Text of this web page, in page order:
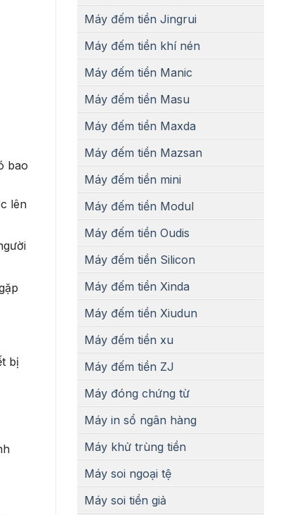
bao
lên
bị
Máy đếm tiền Jingrui
Máy đếm tiền khí nén
Máy đếm tiền Manic
Máy đếm tiền Masu
Máy đếm tiền Maxda
Máy đếm tiền Mazsan
Máy đếm tiền mini
Máy đếm tiền Modul
Máy đếm tiền Oudis
Máy đếm tiền Silicon
Máy đếm tiền Xinda
Máy đếm tiền Xiudun
Máy đếm tiền xu
Máy đếm tiền ZJ
Máy đóng chứng từ
Máy in sổ ngân hàng
Máy khử trùng tiền
Máy soi ngoại tệ
Máy soi tiền giả